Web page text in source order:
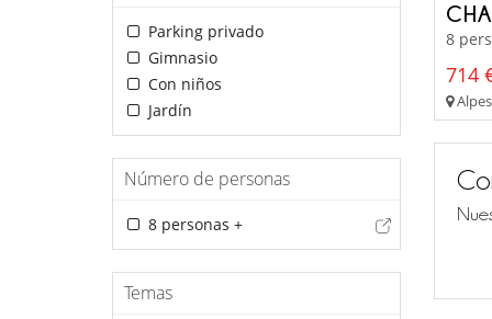
Parking privado
Gimnasio
Con niños
Jardín
Número de personas
8 personas +
Temas
8
714